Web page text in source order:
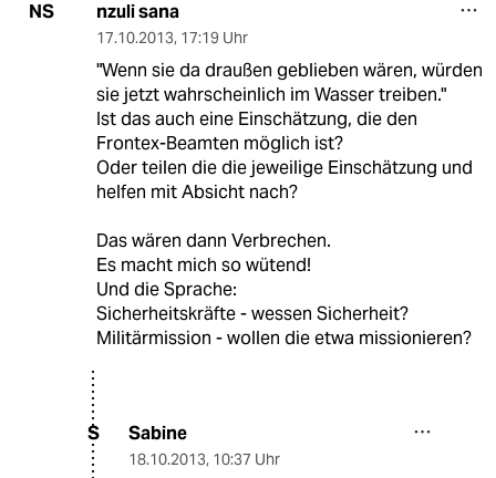
NS nzuli sana
17.10.2013, 17:19 Uhr
"Wenn sie da draußen geblieben wären, würden
sie jetzt wahrscheinlich im Wasser treiben."
Ist das auch eine Einschätzung, die den
Frontex-Beamten möglich ist?
Oder teilen die die jeweilige Einschätzung und
helfen mit Absicht nach?
Das wären dann Verbrechen.
Es macht mich so wütend!
Und die Sprache:
Sicherheitskräfte - wessen Sicherheit?
Militärmission - wollen die etwa missionieren?
S Sabine
18.10.2013, 10:37 Uhr